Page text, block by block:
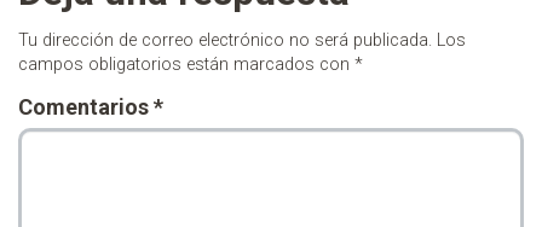
Tu dirección de correo electrónico no será publicada. Los
campos obligatorios están marcados con *
Comentarios*